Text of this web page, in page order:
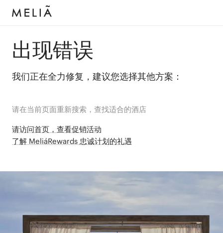
出现错误
我们正在全力修复，建议您选择其他方案：
请在当前页面重新搜索，查找适合的酒店
请访问首页，查看促销活动
了解 MeliáRewards 忠诚计划的礼遇